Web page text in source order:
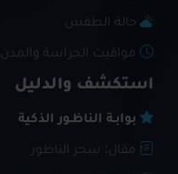
حالة الطقس
مواقيت الحراسة والمدن
استكشف والدليل
بوابـة الناظـور الذكية
مقال: سحر الناظور